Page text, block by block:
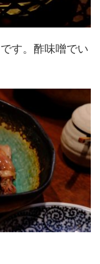
です。酢味噌でい